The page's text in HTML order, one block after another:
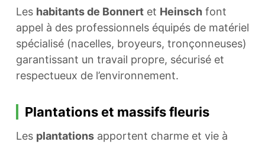
Les habitants de Bonnertet Heinschfont
appel à des professionnels équipés de matériel
spécialisé (nacelles, broyeurs, tronçonneuses)
garantissant un travail propre, sécurisé et
respectueux de l’environnement.
Plantations et massifs fleuris
Les plantationsapportent charme et vie à